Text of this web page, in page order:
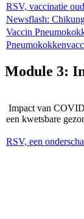
RSV, vaccinatie
Newsflash:
Vaccin
Module 3:
Impact van
een kwetsbare
RSV, een